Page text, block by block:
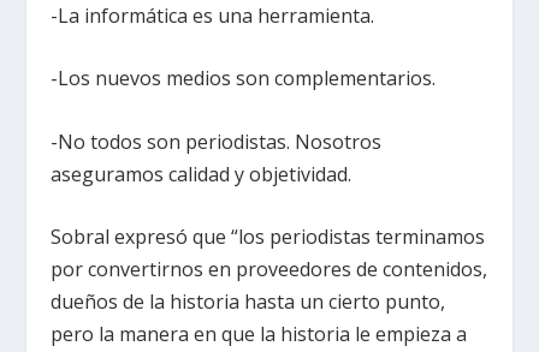
-La informática es una herramienta.
-Los nuevos medios son complementarios.
-No todos son periodistas. Nosotros
aseguramos calidad y objetividad.
Sobral expresó que “los periodistas terminamos
por convertirnos en proveedores de contenidos,
dueños de la historia hasta un cierto punto,
pero la manera en que la historia le empieza a